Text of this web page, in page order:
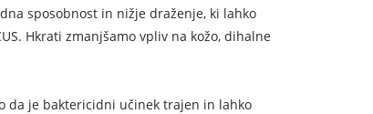
sposobnost in nižje draženje, ki lahko
Hkrati zmanjšamo vpliv na kožo, dihalne
da je baktericidni učinek trajen in lahko